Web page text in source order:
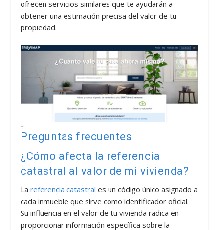
ofrecen servicios similares que te ayudarán a
obtener una estimación precisa del valor de tu
propiedad.
Preguntas frecuentes
¿Cómo afecta la referencia
catastral al valor de mi vivienda?
Lareferencia catastral es un código único asignado a
cada inmueble que sirve como identificador oficial.
Su influencia en el valor de tu vivienda radica en
proporcionar información específica sobre la